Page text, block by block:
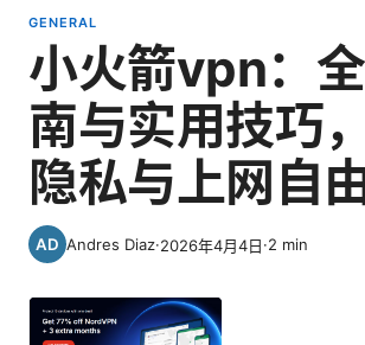
GENERAL
小火箭vpn：
南与实用技巧
隐私与上网自
Andres Diaz·2026年4月4日·2 min